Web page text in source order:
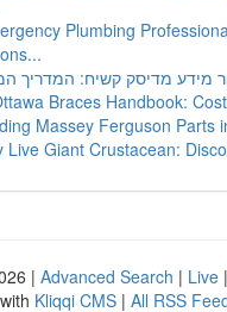
Plumbing
מידע מדיסק קשיח: המדריך
Braces Handbook:
Massey Ferguson Parts
Live Giant Crustacean:
| Advanced Search | Live |
Kliqqi CMS | All RSS